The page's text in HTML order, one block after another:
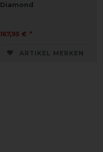
Diamond
167,95 € *
ARTIKEL MERKEN